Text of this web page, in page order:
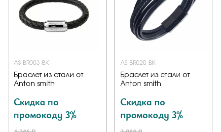
AS-BR003-BK
Браслет из стали от
Anton smith
Скидка по
промокоду 3%
AS-BR020-BK
Браслет из стали от
Anton smith
Скидка по
промокоду 3%